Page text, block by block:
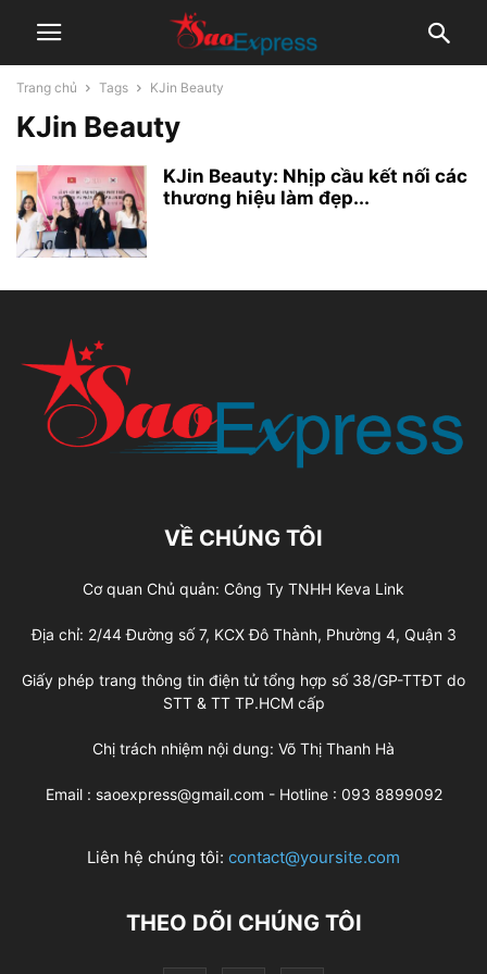
Trang chủ Tags KJin Beauty
KJin Beauty
KJin Beauty: Nhịp cầu kết nối các
thương hiệu làm đẹp...
VỀ CHÚNG TÔI
Cơ quan Chủ quản: Công Ty TNHH Keva Link
Địa chỉ: 2/44 Đường số 7, KCX Đô Thành, Phường 4, Quận 3
Giấy phép trang thông tin điện tử tổng hợp số 38/GP-TTĐT do
STT & TT TP.HCM cấp
Chị trách nhiệm nội dung: Võ Thị Thanh Hà
Email : saoexpress@gmail.com - Hotline : 093 8899092
Liên hệ chúng tôi: contact@yoursite.com
THEO DÕI CHÚNG TÔI